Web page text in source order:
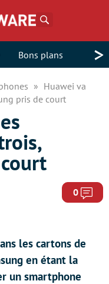
Bons plans >
Huawei va
pris de court
0
les cartons de
en étant la
un smartphone